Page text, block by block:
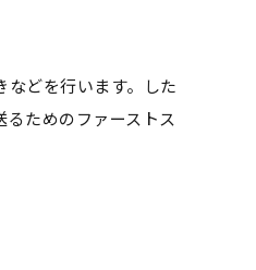
どを行います。した
ためのファーストス